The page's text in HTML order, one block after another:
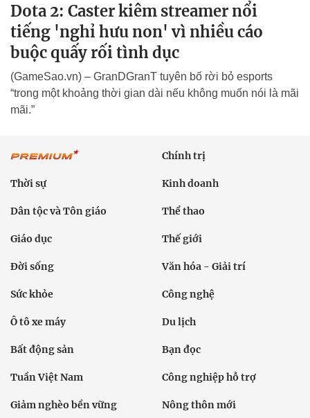
Dota 2: Caster kiêm streamer nổi
tiếng 'nghỉ hưu non' vì nhiều cáo
buộc quấy rối tình dục
(GameSao.vn) – GranDGranT tuyên bố rời bỏ esports
“trong một khoảng thời gian dài nếu không muốn nói là mãi
mãi.”
Chính trị
Thời sự Kinh doanh
Dân tộc và Tôn giáo Thể thao
Giáo dục Thế giới
Đời sống Văn hóa - Giải trí
Sức khỏe Công nghệ
Ô tô xe máy Du lịch
Bất động sản Bạn đọc
Tuần Việt Nam Công nghiệp hỗ trợ
Giảm nghèo bền vững Nông thôn mới